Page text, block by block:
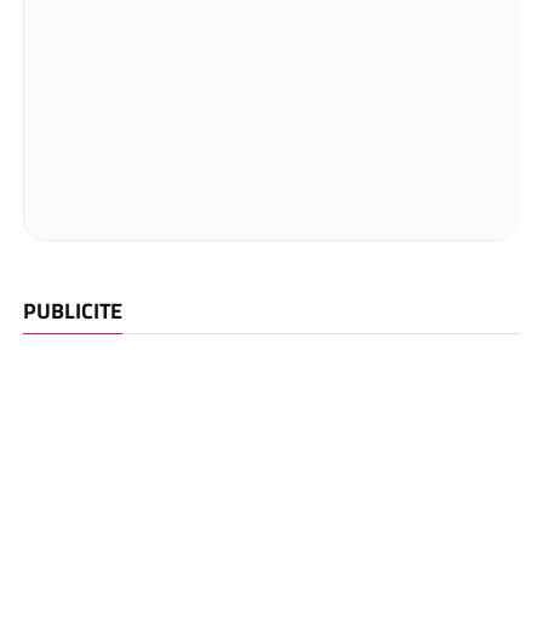
PUBLICITE